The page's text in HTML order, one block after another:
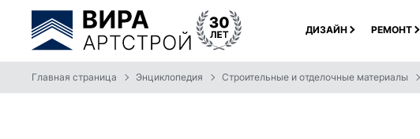
ДИЗАЙН РЕМОНТ
Главная страница Энциклопедия Строительные и отделочные материалы